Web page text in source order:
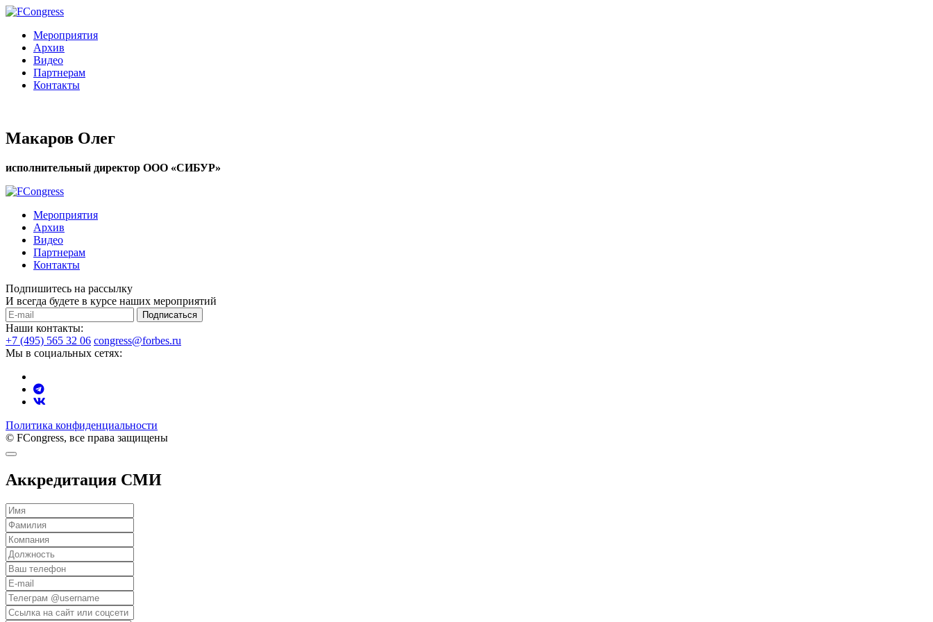
Мероприятия
Архив
Видео
Партнерам
Контакты
Макаров Олег
исполнительный директор ООО «СИБУР»
Мероприятия
Архив
Видео
Партнерам
Контакты
Подпишитесь на рассылку
И всегда будете в курсе наших мероприятий
Подписаться
Наши контакты:
+7 (495) 565 32 06 congress@forbes.ru
Мы в социальных сетях:
Политика конфиденциальности
© FCongress, все права защищены
Аккредитация СМИ